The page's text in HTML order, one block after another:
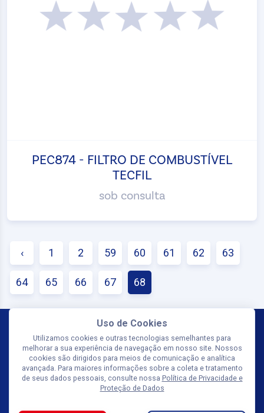
PEC874 - FILTRO DE COMBUSTÍVEL
TECFIL
sob consulta
‹ 1 2 59 60 61 62 63
64 65 66 67 68
SIGA-NOS
Uso de Cookies
Utilizamos cookies e outras tecnologias semelhantes para
melhorar a sua experiência de navegação em nosso site. Nossos
cookies são dirigidos para meios de comunicação e analítica
avançada. Para maiores informações sobre a coleta e tratamento
de seus dados pessoais, consulte nossa Política de Privacidade e
Proteção de Dados